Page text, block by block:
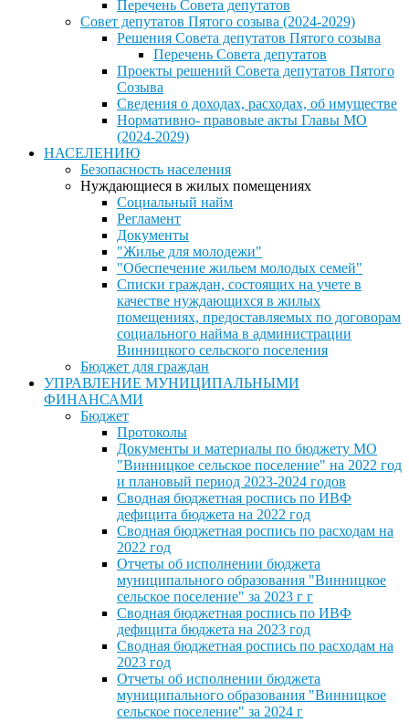
Перечень Совета депутатов
Совет депутатов Пятого созыва (2024-2029)
Решения Совета депутатов Пятого созыва
Перечень Совета депутатов
Проекты решений Совета депутатов Пятого
Созыва
Сведения о доходах, расходах, об имуществе
Нормативно- правовые акты Главы МО
(2024-2029)
НАСЕЛЕНИЮ
Безопасность населения
Нуждающиеся в жилых помещениях
Социальный найм
Регламент
Документы
"Жилье для молодежи"
"Обеспечение жильем молодых семей"
Списки граждан, состоящих на учете в
качестве нуждающихся в жилых
помещениях, предоставляемых по договорам
социального найма в администрации
Винницкого сельского поселения
Бюджет для граждан
УПРАВЛЕНИЕ МУНИЦИПАЛЬНЫМИ
ФИНАНСАМИ
Бюджет
Протоколы
Документы и материалы по бюджету МО
"Винницкое сельское поселение" на 2022 год
и плановый период 2023-2024 годов
Сводная бюджетная роспись по ИВФ
дефицита бюджета на 2022 год
Сводная бюджетная роспись по расходам на
2022 год
Отчеты об исполнении бюджета
муниципального образования "Винницкое
сельское поселение" за 2023 г г
Сводная бюджетная роспись по ИВФ
дефицита бюджета на 2023 год
Сводная бюджетная роспись по расходам на
2023 год
Отчеты об исполнении бюджета
муниципального образования "Винницкое
сельское поселение" за 2024 г